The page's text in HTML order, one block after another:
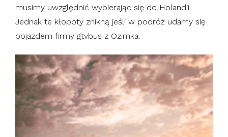
musimy uwzględnić wybierając się do Holandii.
Jednak te kłopoty znikną jeśli w podróż udamy się
pojazdem firmy gtvbus z Ozimka.